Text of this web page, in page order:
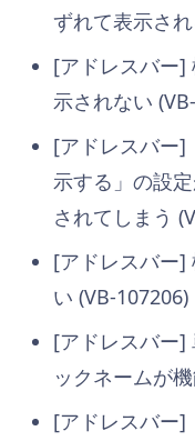
ずれて表示さ
[アドレスバー]
示されない
[アドレスバー]
示する」の設
されてしまう
[アドレスバー]
い (VB-107206)
[アドレスバー]
ックネームが
[アドレスバー]